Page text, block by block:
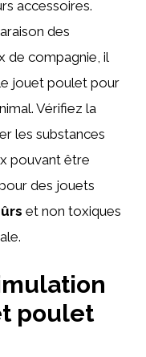
accessoires.
des
de compagnie, il
jouet poulet pour
Vérifiez la
les substances
pouvant être
des jouets
et non toxiques
poulet